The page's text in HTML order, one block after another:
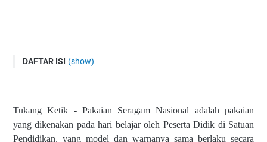
DAFTAR ISI (show)
Pakaian Seragam Putra Model 1
Pakaian Seragam Putra Model 2
Tukang Ketik - Pakaian Seragam Nasional adalah pakaian
yangdikenakan pada hari belajar oleh Peserta Didik di Satuan
Pendidikan, yang model dan warnanya sama berlaku secara